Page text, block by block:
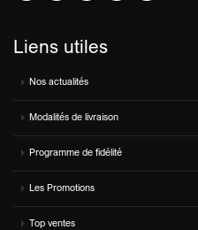
Liens utiles
Nos actualités
Modalités de livraison
Programme de fidélité
Les Promotions
Top ventes